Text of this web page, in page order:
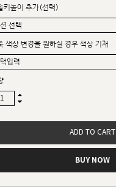
키높이 추가(선택)
색상 변경을 원하실 경우 색상 기재
ADD TO CART
BUY NOW